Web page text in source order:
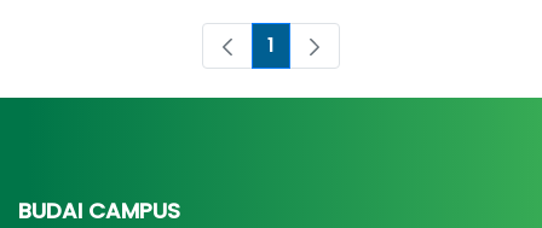
Page
1
BUDAI CAMPUS